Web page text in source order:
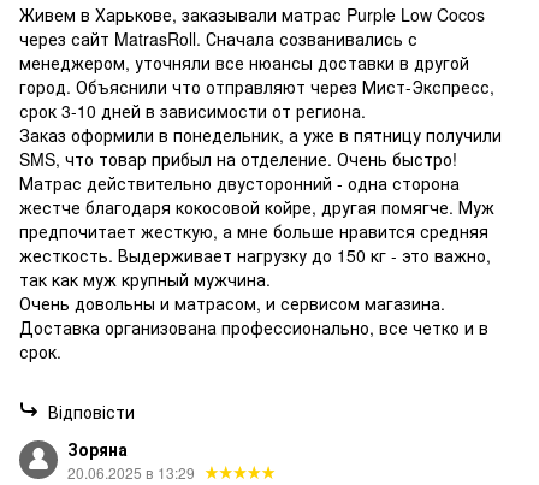
Живем в Харькове, заказывали матрас Purple Low Cocos
через сайт MatrasRoll. Сначала созванивались с
менеджером, уточняли все нюансы доставки в другой
город. Объяснили что отправляют через Мист-Экспресс,
срок 3-10 дней в зависимости от региона.
Заказ оформили в понедельник, а уже в пятницу получили
SMS, что товар прибыл на отделение. Очень быстро!
Матрас действительно двусторонний - одна сторона
жестче благодаря кокосовой койре, другая помягче. Муж
предпочитает жесткую, а мне больше нравится средняя
жесткость. Выдерживает нагрузку до 150 кг - это важно,
так как муж крупный мужчина.
Очень довольны и матрасом, и сервисом магазина.
Доставка организована профессионально, все четко и в
срок.
Відповісти
Зоряна
20.06.2025 в 13:29